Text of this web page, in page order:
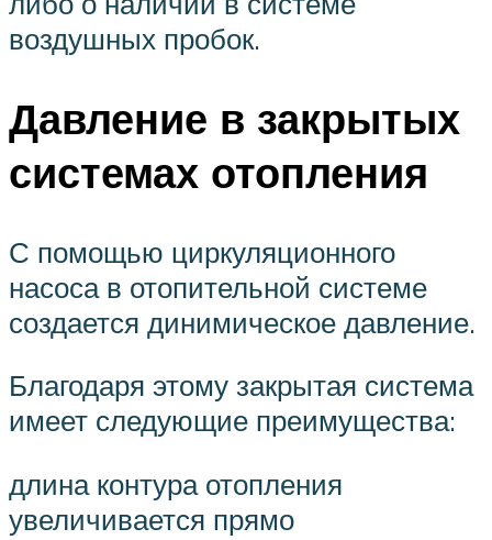
воздушных пробок.
Давление в закрытых
системах отопления
С помощью циркуляционного
насоса в отопительной системе
создается динимическое давление.
Благодаря этому закрытая система
имеет следующие преимущества:
длина контура отопления
увеличивается прямо